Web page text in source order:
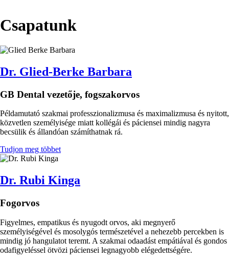
Csapatunk
Kép
Dr. Glied-Berke Barbara
GB Dental vezetője, fogszakorvos
Példamutató szakmai professzionalizmusa és maximalizmusa és nyitott,
közvetlen személyisége miatt kollégái és páciensei mindig nagyra
becsülik és állandóan számíthatnak rá.
Tudjon meg többet
Kép
Dr. Rubi Kinga
Fogorvos
Figyelmes, empatikus és nyugodt orvos, aki megnyerő
személyiségével és mosolygós természetével a nehezebb percekben is
mindig jó hangulatot teremt. A szakmai odaadást empátiával és gondos
odafigyeléssel ötvözi páciensei legnagyobb elégedettségére.